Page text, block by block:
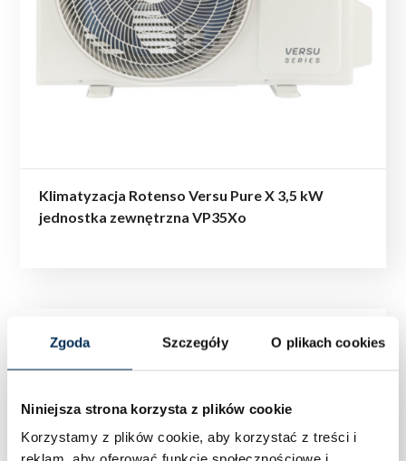
Zgoda Szczegóły O plikach cookies
Niniejsza strona korzysta z plików cookie
Korzystamy z plików cookie, aby korzystać z treści i
Klimatyzacja Rotenso Versu Pure X 3,5 kW
jednostka zewnętrzna VP35Xo